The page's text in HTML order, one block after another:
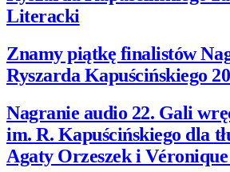
Literacki
Znamy piątkę finalistów
Ryszarda Kapuścińskiego
Nagranie audio 22. Gali
im. R. Kapuścińskiego dla
Agaty Orzeszek i